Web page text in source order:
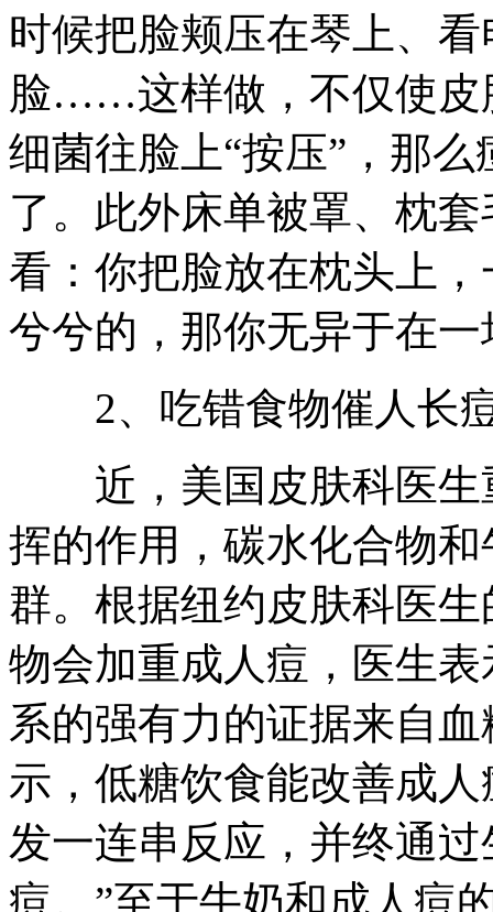
时候把脸颊压在琴上、
脸……这样做，不仅使皮
细菌往脸上“按压”，那
了。此外床单被罩、枕
看：你把脸放在枕头上
兮兮的，那你无异于在
2、吃错食物催人长
近，美国皮肤科医生
挥的作用，碳水化合物
群。根据纽约皮肤科医
物会加重成人痘，医生
系的强有力的证据来自
示，低糖饮食能改善成
发一连串反应，并终通
痘。”至于牛奶和成人痘